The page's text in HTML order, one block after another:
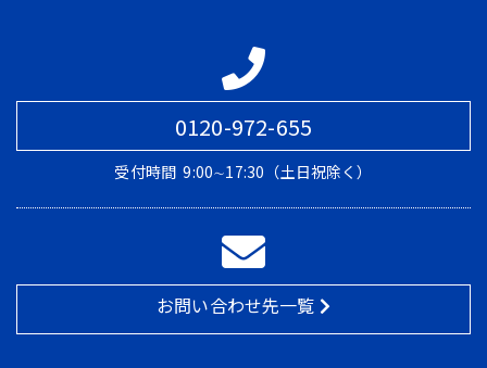
0120-972-655
受付時間 9:00∼17:30（土日祝除く）
お問い合わせ先一覧